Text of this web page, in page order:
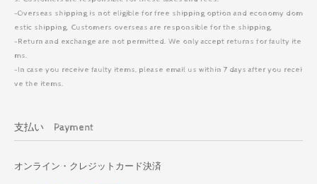
-Overseas shipping is not eligible for free shipping option and economy dom
estic shipping. Customers overseas are responsible for the shipping.
-Return and exchange are not permitted. We only accept returns for faulty ite
ms.
-In case you receive faulty items, please email us within 7 days after you recei
ve the items.
支払い Payment
オンライン・クレジットカード決済